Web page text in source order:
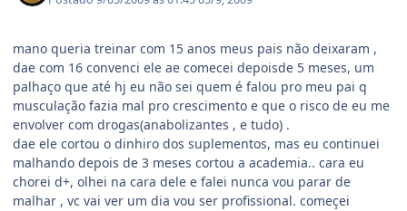
mano queria treinar com 15 anos meus pais não deixaram ,
dae com 16 convenci ele ae comecei depoisde 5 meses, um
palhaço que até hj eu não sei quem é falou pro meu pai q
musculação fazia mal pro crescimento e que o risco de eu me
envolver com drogas(anabolizantes , e tudo) .
dae ele cortou o dinhiro dos suplementos, mas eu continuei
malhando depois de 3 meses cortou a academia.. cara eu
chorei d+, olhei na cara dele e falei nunca vou parar de
malhar , vc vai ver um dia vou ser profissional. começei